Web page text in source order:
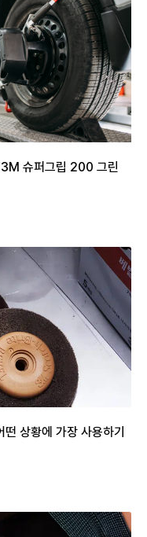
3M 슈퍼그립 200 그린
상황에 가장 사용하기